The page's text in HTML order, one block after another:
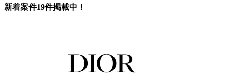
新着案件19件掲載中！